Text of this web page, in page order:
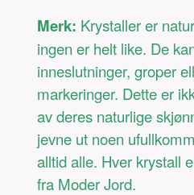
Merk: Krystaller er
ingen er helt like. De
inneslutninger, groper
markeringer. Dette er
av deres naturlige
jevne ut noen
alltid alle. Hver krystall
fra Moder Jord.